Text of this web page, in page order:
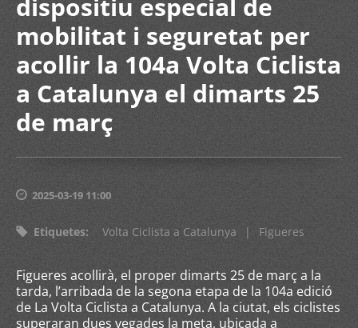
dispositiu especial de
mobilitat i seguretat per
acollir la 104a Volta Ciclista
a Catalunya el dimarts 25
de març
2025-03-19 11:00
Etiquetes: Volta Ciclista a Catalunya | Figueres
Figueres acollirà, el proper dimarts 25 de març a la
tarda, l’arribada de la segona etapa de la 104a edició
de La Volta Ciclista a Catalunya. A la ciutat, els ciclistes
superaran dues vegades la meta, ubicada a